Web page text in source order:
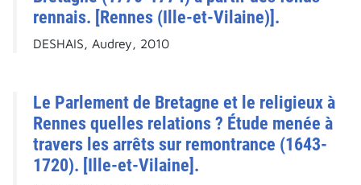
rennais. [Rennes (Ille-et-Vilaine)].
DESHAIS, Audrey, 2010
Le Parlement de Bretagne et le religieux à
Rennes quelles relations ? Étude menée à
travers les arrêts sur remontrance (1643-
1720). [Ille-et-Vilaine].